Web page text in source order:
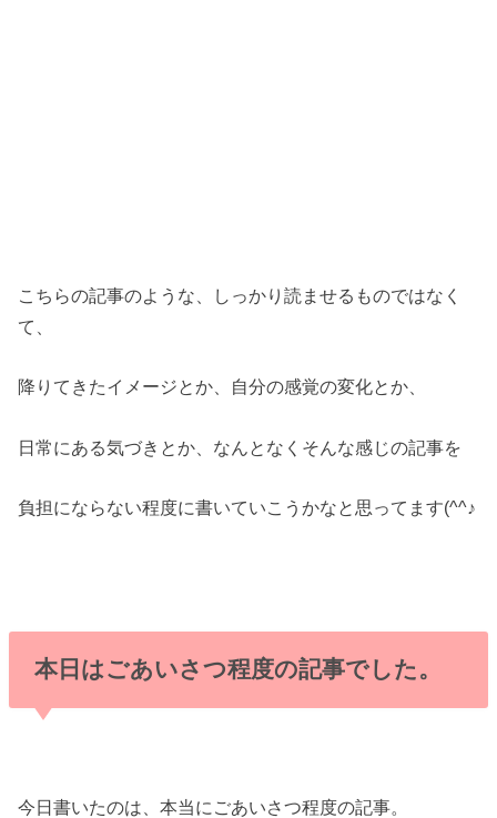
こちらの記事のような、しっかり読ませるものではなく
て、
降りてきたイメージとか、自分の感覚の変化とか、
日常にある気づきとか、なんとなくそんな感じの記事を
負担にならない程度に書いていこうかなと思ってます(^^♪
本日はごあいさつ程度の記事でした。
今日書いたのは、本当にごあいさつ程度の記事。